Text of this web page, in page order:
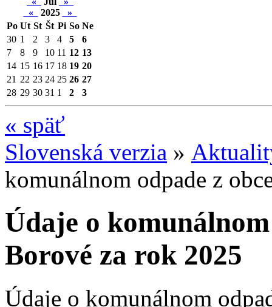
«
2025
»
Po Ut St Št Pi So Ne
30 1 2 3 4 5
6
7
8 9 10 11 12 13
14 15 16 17 18 19 20
21 22 23 24 25 26 27
28 29 30 31 1 2 3
« späť
Slovenská verzia »
komunálnom odpade z
Údaje o
Borové za rok 2025
Údaje o komunálnom